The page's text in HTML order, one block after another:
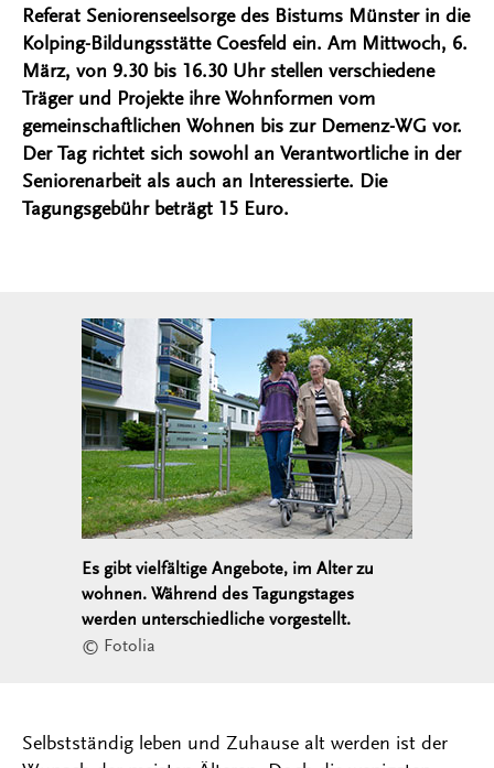
Referat Seniorenseelsorge des Bistums Münster in die
Kolping-Bildungsstätte Coesfeld ein. Am Mittwoch, 6.
März, von 9.30 bis 16.30 Uhr stellen verschiedene
Träger und Projekte ihre Wohnformen vom
gemeinschaftlichen Wohnen bis zur Demenz-WG vor.
Der Tag richtet sich sowohl an Verantwortliche in der
Seniorenarbeit als auch an Interessierte. Die
Tagungsgebühr beträgt 15 Euro.
Es gibt vielfältige Angebote, im Alter zu
wohnen. Während des Tagungstages
werden unterschiedliche vorgestellt.
© Fotolia
Selbstständig leben und Zuhause alt werden ist der